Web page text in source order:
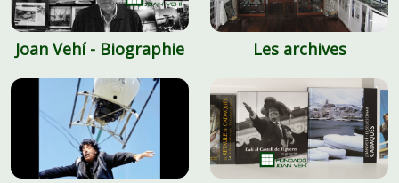
Joan Vehí - Biographie Les archives